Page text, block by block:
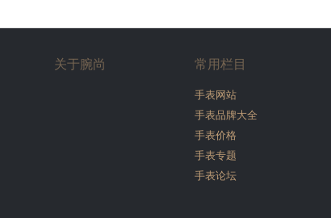
关于腕尚 常用栏目
手表网站
手表品牌大全
手表价格
手表专题
手表论坛